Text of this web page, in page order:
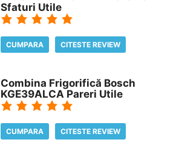
Sfaturi Utile
CUMPARA CITESTE REVIEW
Combina Frigorifică Bosch
KGE39ALCA Pareri Utile
CUMPARA CITESTE REVIEW